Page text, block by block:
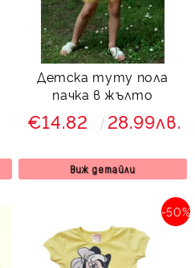
Детска туту пола
пачка в жълто
€14.82 28.99лв.
Виж детайли
-50%